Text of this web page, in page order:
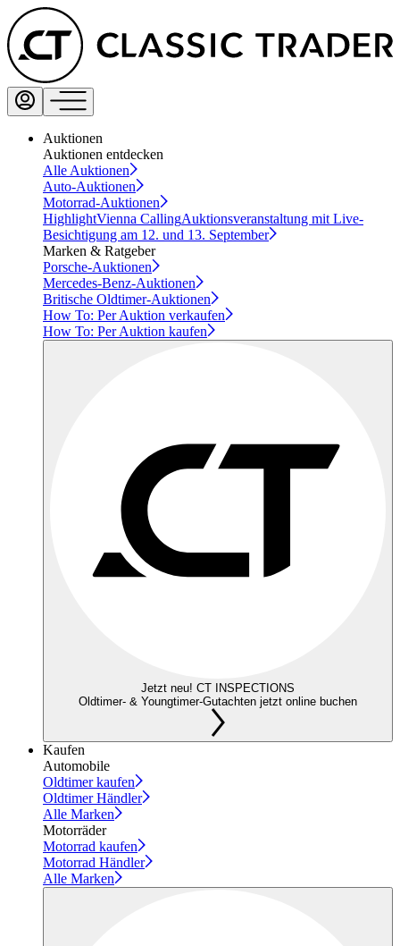
Auktionen
Auktionen entdecken
Alle Auktionen
Auto-Auktionen
Motorrad-Auktionen
HighlightVienna CallingAuktionsveranstaltung mit Live-
Besichtigung am 12. und 13. September
Marken & Ratgeber
Porsche-Auktionen
Mercedes-Benz-Auktionen
Britische Oldtimer-Auktionen
How To: Per Auktion verkaufen
How To: Per Auktion kaufen
Jetzt neu! CT INSPECTIONS
Oldtimer- & Youngtimer-Gutachten jetzt online buchen
Kaufen
Automobile
Oldtimer kaufen
Oldtimer Händler
Alle Marken
Motorräder
Motorrad kaufen
Motorrad Händler
Alle Marken